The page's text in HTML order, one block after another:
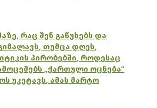
რაც შენ გაწუხებს და
თუმცა დღეს,
პირობებში, როდესაც
„ქართული ოცნება“
უკეტავს, ამას მარტო